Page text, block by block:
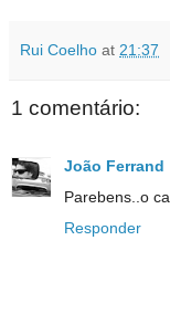
Rui Coelho at 21:37
1 comentário:
João Ferrand
Parebens..o
Responder